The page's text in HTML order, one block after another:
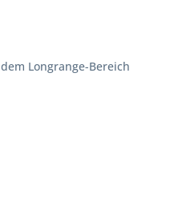
Longrange-Bereich